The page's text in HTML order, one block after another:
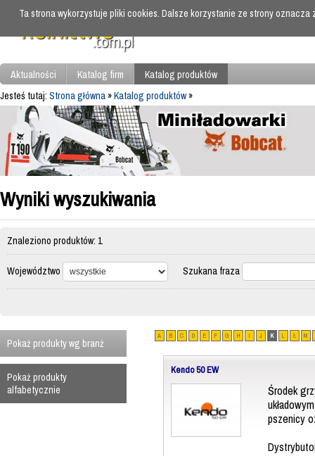
Aktualności Katalog firm
Katalog produktów
Jesteś tutaj: Strona główna»Katalog produktów»
Wyniki wyszukiwania
Znaleziono produktów: 1
Województwo Szukana fraza
Pokaż produkty wg branż
Pokaż produkty
alfabetycznie
A B C D E F G H I J K L Ł M
Kendo 50 EW
Środek
pszenicy
Ta strona wykorzystuje pliki cookies. Dalsze korzystanie ze strony